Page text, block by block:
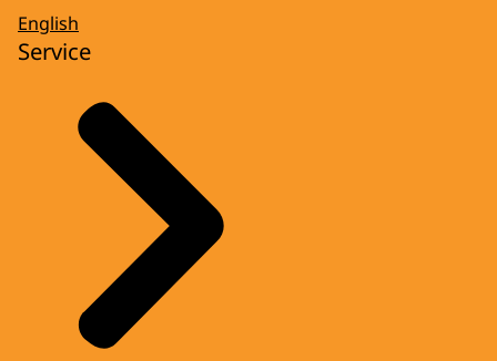
English
Service